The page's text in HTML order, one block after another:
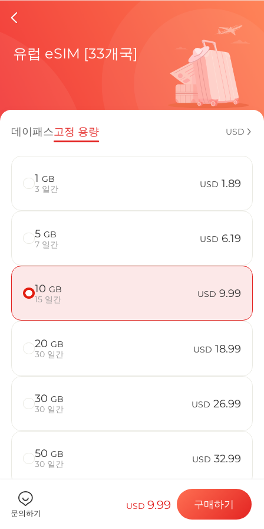
현재 목적
eSIM을 즐
Billion
목적지 및 데
eSIM 설치하
데이터 요금
유럽 eSIM [33개국]
데이패스고정 용량 USD
1 GB
3 일간
USD 1.89
5 GB
7 일간
USD 6.19
10 GB
15 일간
USD 9.99
20 GB
30 일간
USD 18.99
30 GB
30 일간
USD 26.99
50 GB
30 일간
USD 32.99
문의하기
USD9.99 구매하기